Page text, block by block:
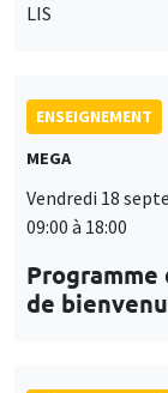
LIS
ENSEIGNEMENT
MEGA
Vendredi 18
09:00 à 18:00
Programme
de